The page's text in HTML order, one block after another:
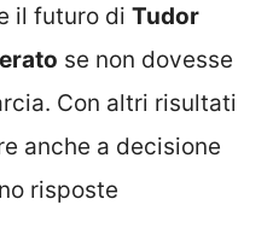
il futuro di Tudor
se non dovesse
Con altri risultati
anche a decisione
risposte